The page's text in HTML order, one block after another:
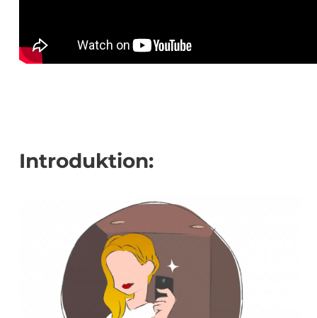
Introduktion: